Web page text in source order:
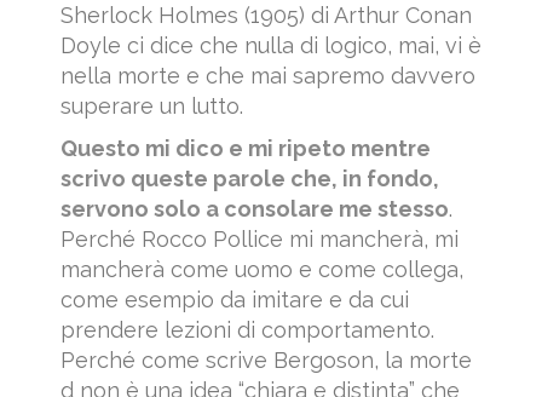
Sherlock Holmes (1905) di Arthur Conan
Doyle ci dice che nulla di logico, mai, vi è
nella morte e che mai sapremo davvero
superare un lutto.
Questo mi dico e mi ripeto mentre
scrivo queste parole che, in fondo,
servono solo a consolare me stesso.
Perché Rocco Pollice mi mancherà, mi
mancherà come uomo e come collega,
come esempio da imitare e da cui
prendere lezioni di comportamento.
Perché come scrive Bergoson, la morte
d non è una idea “chiara e distinta” che